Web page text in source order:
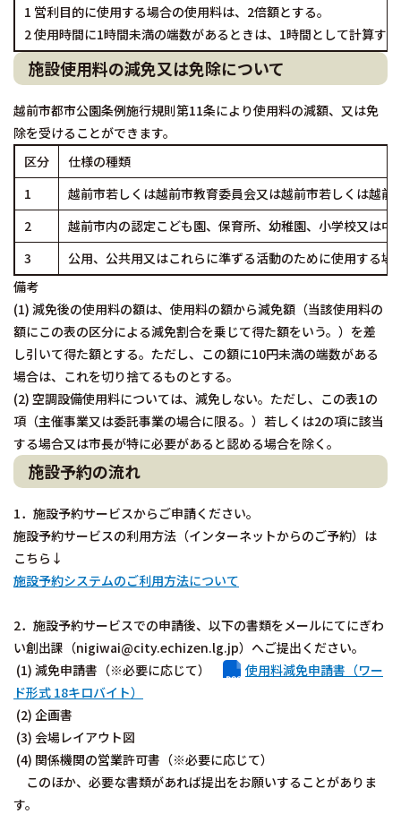
1 営利目的に使用する場合の使用料は、2倍額とする。
2 使用時間に1時間未満の端数があるときは、1時間として計算す
施設使用料の減免又は免除について
越前市都市公園条例施行規則第11条により使用料の減額、又は免
除を受けることができます。
区分
仕様の種類
1
越前市若しくは越前市教育委員会又は越前市若しくは越
2
越前市内の認定こども園、保育所、幼稚園、小学校又は
3
公用、公共用又はこれらに準ずる活動のために使用する場
備考
(1) 減免後の使用料の額は、使用料の額から減免額（当該使用料の
額にこの表の区分による減免割合を乗じて得た額をいう。）を差
し引いて得た額とする。ただし、この額に10円未満の端数がある
場合は、これを切り捨てるものとする。
(2) 空調設備使用料については、減免しない。ただし、この表1の
項（主催事業又は委託事業の場合に限る。）若しくは2の項に該当
する場合又は市長が特に必要があると認める場合を除く。
施設予約の流れ
1．施設予約サービスからご申請ください。
施設予約サービスの利用方法（インターネットからのご予約）は
こちら↓
施設予約システムのご利用方法について
2．施設予約サービスでの申請後、以下の書類をメールにてにぎわ
い創出課（nigiwai@city.echizen.lg.jp）へご提出ください。
(1) 減免申請書（※必要に応じて）
使用料減免申請書（ワー
ド形式 18キロバイト）
(2) 企画書
(3) 会場レイアウト図
(4) 関係機関の営業許可書（※必要に応じて）
このほか、必要な書類があれば提出をお願いすることがありま
す。